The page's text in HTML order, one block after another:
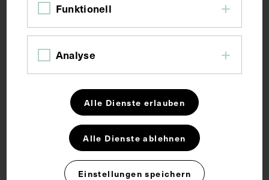
Bildmaß inkl. Untergrund 17,4 x 24,1 cm
Bildmaß 10,1 x 10,2 cm
Schlagwörter
Grußkarte
Medizingeschichte
Naturwissenschaftler
Neujahrswunsch
Weihnachten
Funktionell
Analyse
Alle Dienste erlauben
Alle Dienste ablehnen
Einstellungen speichern